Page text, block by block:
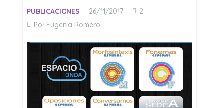
PUBLICACIONES 26/11/2017 2
Por Eugenia Romero